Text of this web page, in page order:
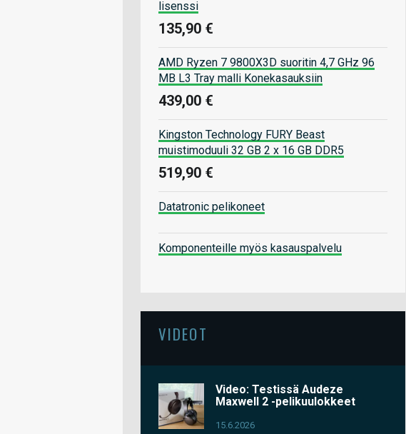
lisenssi
135,90 €
AMD Ryzen 7 9800X3D suoritin 4,7 GHz 96
MB L3 Tray malli Konekasauksiin
439,00 €
Kingston Technology FURY Beast
muistimoduuli 32 GB 2 x 16 GB DDR5
519,90 €
Datatronic pelikoneet
Komponenteille myös kasauspalvelu
VIDEOT
Video: Testissä Audeze
Maxwell 2 -pelikuulokkeet
15.6.2026